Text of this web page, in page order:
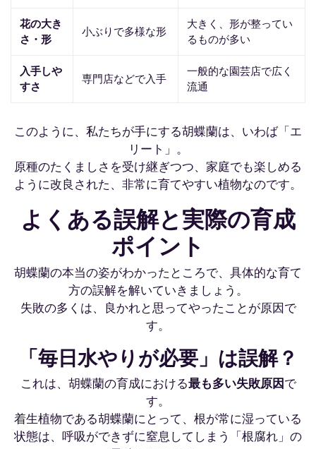
花の大き
さ・形
小ぶりで多様な形
大きく、形が整ってい
るものが多い
入手しや
すさ
専門店などで入手
一般的な園芸店で広く
流通
このように、私たちが手にする胡蝶蘭は、いわば「エ
リート」。
原種のたくましさを受け継ぎつつ、家庭でも楽しめる
ように改良された、非常に育てやすい植物なのです。
よくある誤解と実際の育成
ポイント
胡蝶蘭の本当の姿がわかったところで、具体的な育て
方の誤解を解いていきましょう。
失敗の多くは、良かれと思ってやったことが原因で
す。
「毎日水やりが必要」は誤解？
これは、胡蝶蘭の育成における最も多い失敗原因で
す。
着生植物である胡蝶蘭にとって、根が常に湿っている
状態は、呼吸ができずに窒息してしまう「根腐れ」の